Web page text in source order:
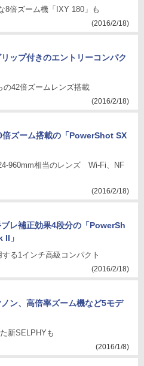
8倍ズーム機「IXY 180」も
(2016/2/18)
ップ付きのエントリーコンパク
の42倍ズームレンズ搭載
(2016/2/18)
倍ズーム搭載の「PowerShot SX
960mm相当のレンズ Wi-Fi、NF
(2016/2/18)
レ補正効果4段分の「PowerSh
」
する1インチ高級コンパクト
(2016/2/18)
ノン、高倍率ズーム機など5モデ
新SELPHYも
(2016/1/8)